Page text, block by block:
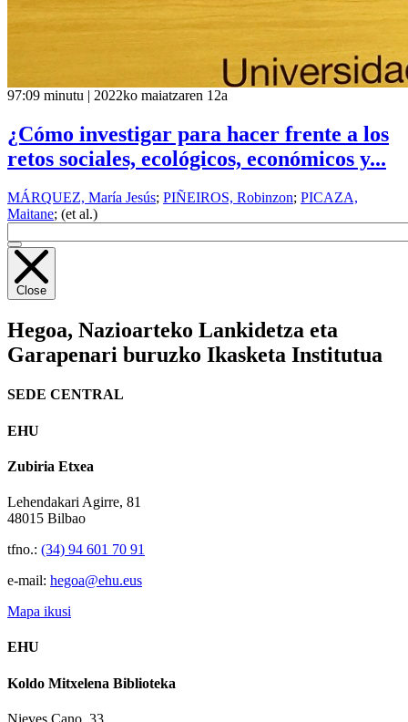
97:09 minutu | 2022ko maiatzaren 12a
¿Cómo investigar para hacer frente a los
retos sociales, ecológicos, económicos y...
MÁRQUEZ, María Jesús; PIÑEIROS, Robinzon; PICAZA,
Maitane; (et al.)
Close
Hegoa, Nazioarteko Lankidetza eta
Garapenari buruzko Ikasketa Institutua
SEDE CENTRAL
EHU
Zubiria Etxea
Lehendakari Agirre, 81
48015 Bilbao
tfno.: (34) 94 601 70 91
e-mail: hegoa@ehu.eus
Mapa ikusi
EHU
Koldo Mitxelena Biblioteka
Nieves Cano, 33